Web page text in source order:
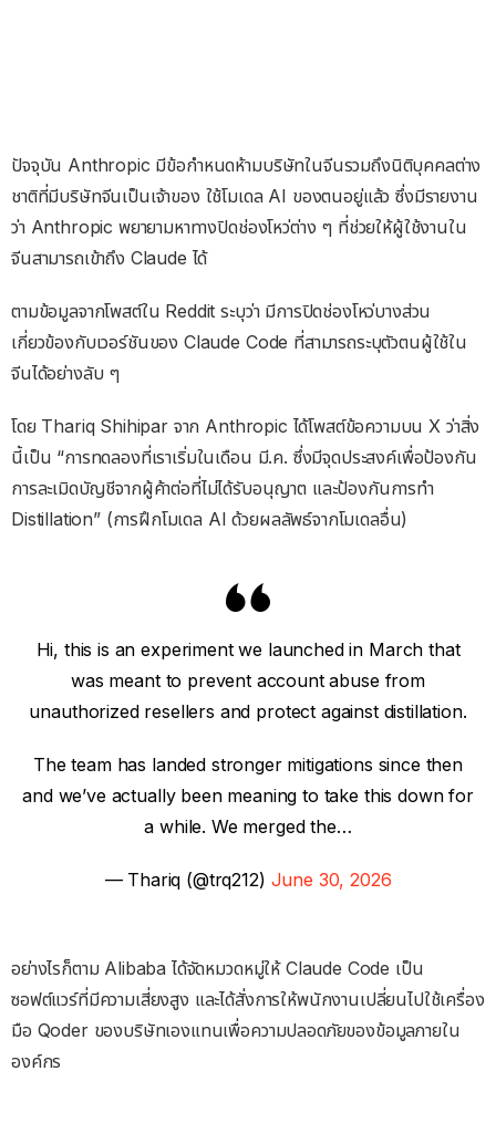
ปัจจุบัน Anthropic มีข้อกำหนดห้ามบริษัทในจีนรวมถึงนิติบุคคลต่าง
ชาติที่มีบริษัทจีนเป็นเจ้าของ ใช้โมเดล AI ของตนอยู่แล้ว ซึ่งมีรายงาน
ว่า Anthropic พยายามหาทางปิดช่องโหว่ต่าง ๆ ที่ช่วยให้ผู้ใช้งานใน
จีนสามารถเข้าถึง Claude ได้
ตามข้อมูลจากโพสต์ใน Reddit ระบุว่า มีการปิดช่องโหว่บางส่วน
เกี่ยวข้องกับเวอร์ชันของ Claude Code ที่สามารถระบุตัวตนผู้ใช้ใน
จีนได้อย่างลับ ๆ
โดย Thariq Shihipar จาก Anthropic ได้โพสต์ข้อความบน X ว่าสิ่ง
นี้เป็น “การทดลองที่เราเริ่มในเดือน มี.ค. ซึ่งมีจุดประสงค์เพื่อป้องกัน
การละเมิดบัญชีจากผู้ค้าต่อที่ไม่ได้รับอนุญาต และป้องกันการทำ
Distillation” (การฝึกโมเดล AI ด้วยผลลัพธ์จากโมเดลอื่น)
Hi, this is an experiment we launched in March that
was meant to prevent account abuse from
unauthorized resellers and protect against distillation.
The team has landed stronger mitigations since then
and we’ve actually been meaning to take this down for
a while. We merged the…
— Thariq (@trq212) June 30, 2026
อย่างไรก็ตาม Alibaba ได้จัดหมวดหมู่ให้ Claude Code เป็น
ซอฟต์แวร์ที่มีความเสี่ยงสูง และได้สั่งการให้พนักงานเปลี่ยนไปใช้เครื่อง
มือ Qoder ของบริษัทเองแทนเพื่อความปลอดภัยของข้อมูลภายใน
องค์กร